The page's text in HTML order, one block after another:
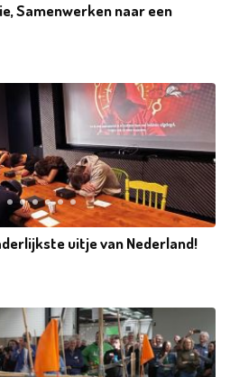
Samenwerken naar een
uitje van Nederland!